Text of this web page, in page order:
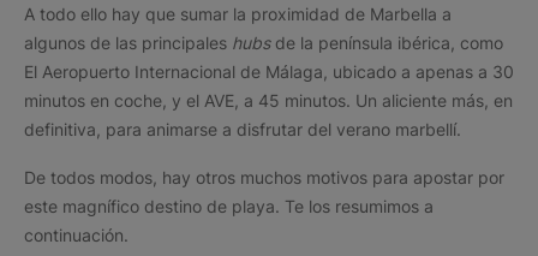
A todo ello hay que sumar la proximidad de Marbella a
algunos de las principales hubsde la península ibérica, como
El Aeropuerto Internacional de Málaga, ubicado a apenas a 30
minutos en coche, y el AVE, a 45 minutos. Un aliciente más, en
definitiva, para animarse a disfrutar del verano marbellí.
De todos modos, hay otros muchos motivos para apostar por
este magnífico destino de playa. Te los resumimos a
continuación.